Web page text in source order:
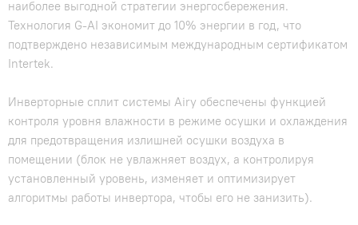
наиболее выгодной стратегии энергосбережения.
Технология G-AI экономит до 10% энергии в год, что
подтверждено независимым международным сертификатом
Intertek.
Инверторные сплит системы Airy обеспечены функцией
контроля уровня влажности в режиме осушки и охлаждения
для предотвращения излишней осушки воздуха в
помещении (блок не увлажняет воздух, а контролируя
установленный уровень, изменяет и оптимизирует
алгоритмы работы инвертора, чтобы его не занизить).